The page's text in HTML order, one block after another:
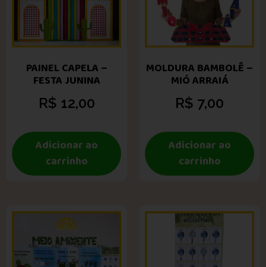
PAINEL CAPELA –
FESTA JUNINA
R$ 12,00
Adicionar ao
carrinho
MOLDURA BAMBOLÊ –
MIÓ ARRAIÁ
R$ 7,00
Adicionar ao
carrinho